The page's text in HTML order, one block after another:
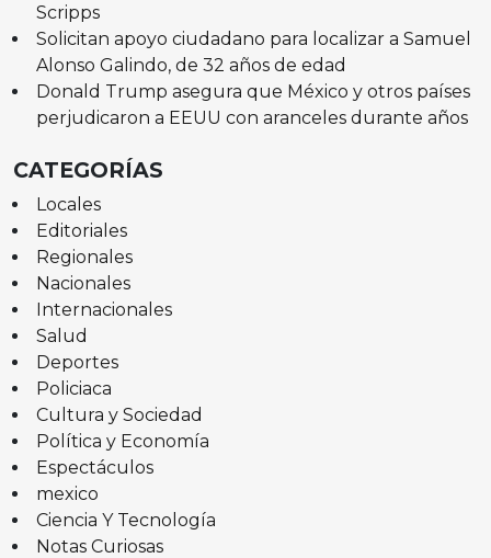
Scripps
Solicitan apoyo ciudadano para localizar a Samuel
Alonso Galindo, de 32 años de edad
Donald Trump asegura que México y otros países
perjudicaron a EEUU con aranceles durante años
CATEGORÍAS
Locales
Editoriales
Regionales
Nacionales
Internacionales
Salud
Deportes
Policiaca
Cultura y Sociedad
Política y Economía
Espectáculos
mexico
Ciencia Y Tecnología
Notas Curiosas